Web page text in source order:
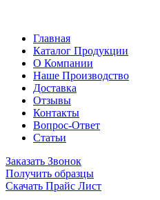
Главная
Каталог Продукции
О Компании
Наше Производство
Доставка
Отзывы
Контакты
Вопрос-Ответ
Статьи
Заказать Звонок
Получить образцы
Скачать Прайс Лист